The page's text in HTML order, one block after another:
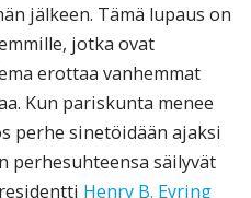
jälkeen. Tämä lupaus on
jotka ovat
erottaa vanhemmat
Kun pariskunta menee
perhe sinetöidään ajaksi
perhesuhteensa säilyvät
Henry B. Eyring